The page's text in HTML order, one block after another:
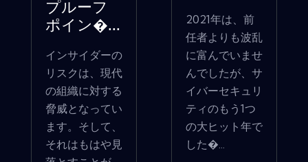
プルーフ
ポイン�...
インサイダーの
リスクは、現代
の組織に対する
脅威となってい
ます。そして、
それはもはや見
2021年は、前
任者よりも波乱
に富んでいませ
んでしたが、サ
イバーセキュリ
ティのもう1つ
の大ヒット年で
した�...